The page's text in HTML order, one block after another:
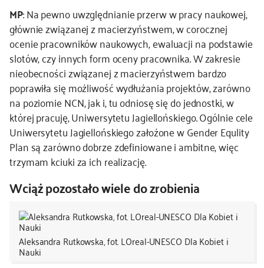
MP: Na pewno uwzględnianie przerw w pracy naukowej,
głównie związanej z macierzyństwem, w corocznej
ocenie pracowników naukowych, ewaluacji na podstawie
slotów, czy innych form oceny pracownika. W zakresie
nieobecności związanej z macierzyństwem bardzo
poprawiła się możliwość wydłużania projektów, zarówno
na poziomie NCN, jak i, tu odniosę się do jednostki, w
której pracuję, Uniwersytetu Jagiellońskiego. Ogólnie cele
Uniwersytetu Jagiellońskiego założone w Gender Equlity
Plan są zarówno dobrze zdefiniowane i ambitne, więc
trzymam kciuki za ich realizację.
Wciąż pozostało wiele do zrobienia
Aleksandra Rutkowska, fot. LOreal-UNESCO Dla Kobiet i
Nauki